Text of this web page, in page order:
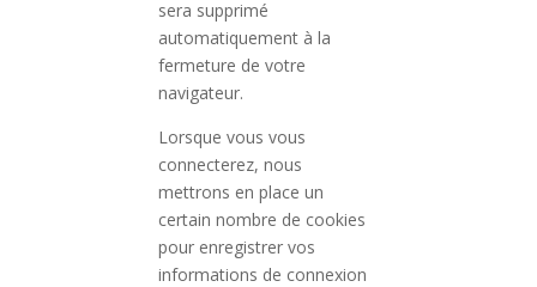
sera supprimé
automatiquement à la
fermeture de votre
navigateur.
Lorsque vous vous
connecterez, nous
mettrons en place un
certain nombre de cookies
pour enregistrer vos
informations de connexion